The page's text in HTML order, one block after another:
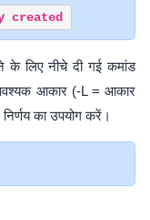
के लिए नीचे दी गई कमांड
आकार (-L = आकार
का उपयोग करें।